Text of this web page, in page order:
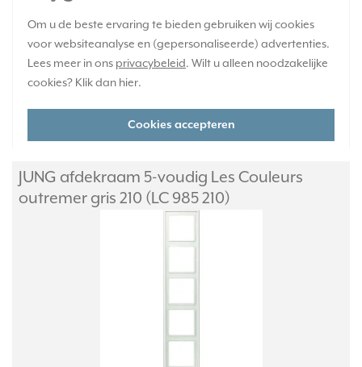
Om u de beste ervaring te bieden gebruiken wij cookies
voor websiteanalyse en (gepersonaliseerde) advertenties.
Lees meer in ons privacybeleid. Wilt u alleen noodzakelijke
cookies? Klik dan hier.
Cookies accepteren
Verwachte levertijd:
4-6 weken - maatwerk, niet retourneerbaar
Huidige voorraad:
0 stuk(s)
+
-
JUNG afdekraam 5-voudig Les Couleurs
outremer gris 210 (LC 985 210)